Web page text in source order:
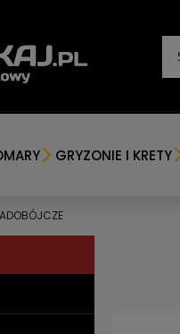
GRYZONIE I KRETY